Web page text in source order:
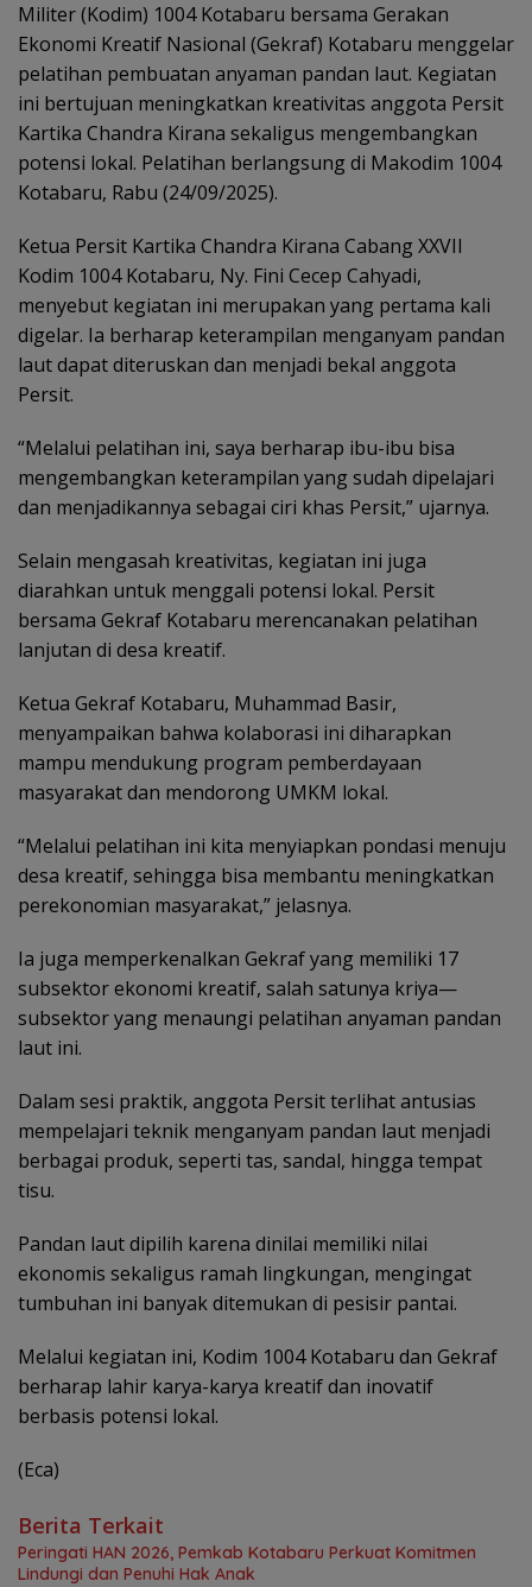
Militer (Kodim) 1004 Kotabaru bersama Gerakan
Ekonomi Kreatif Nasional (Gekraf) Kotabaru menggelar
pelatihan pembuatan anyaman pandan laut. Kegiatan
ini bertujuan meningkatkan kreativitas anggota Persit
Kartika Chandra Kirana sekaligus mengembangkan
potensi lokal. Pelatihan berlangsung di Makodim 1004
Kotabaru, Rabu (24/09/2025).
Ketua Persit Kartika Chandra Kirana Cabang XXVII
Kodim 1004 Kotabaru, Ny. Fini Cecep Cahyadi,
menyebut kegiatan ini merupakan yang pertama kali
digelar. Ia berharap keterampilan menganyam pandan
laut dapat diteruskan dan menjadi bekal anggota
Persit.
“Melalui pelatihan ini, saya berharap ibu-ibu bisa
mengembangkan keterampilan yang sudah dipelajari
dan menjadikannya sebagai ciri khas Persit,” ujarnya.
Selain mengasah kreativitas, kegiatan ini juga
diarahkan untuk menggali potensi lokal. Persit
bersama Gekraf Kotabaru merencanakan pelatihan
lanjutan di desa kreatif.
Ketua Gekraf Kotabaru, Muhammad Basir,
menyampaikan bahwa kolaborasi ini diharapkan
mampu mendukung program pemberdayaan
masyarakat dan mendorong UMKM lokal.
“Melalui pelatihan ini kita menyiapkan pondasi menuju
desa kreatif, sehingga bisa membantu meningkatkan
perekonomian masyarakat,” jelasnya.
Ia juga memperkenalkan Gekraf yang memiliki 17
subsektor ekonomi kreatif, salah satunya kriya—
subsektor yang menaungi pelatihan anyaman pandan
laut ini.
Dalam sesi praktik, anggota Persit terlihat antusias
mempelajari teknik menganyam pandan laut menjadi
berbagai produk, seperti tas, sandal, hingga tempat
tisu.
Pandan laut dipilih karena dinilai memiliki nilai
ekonomis sekaligus ramah lingkungan, mengingat
tumbuhan ini banyak ditemukan di pesisir pantai.
Melalui kegiatan ini, Kodim 1004 Kotabaru dan Gekraf
berharap lahir karya-karya kreatif dan inovatif
berbasis potensi lokal.
(Eca)
Berita Terkait
Peringati HAN 2026, Pemkab Kotabaru Perkuat Komitmen
Lindungi dan Penuhi Hak Anak